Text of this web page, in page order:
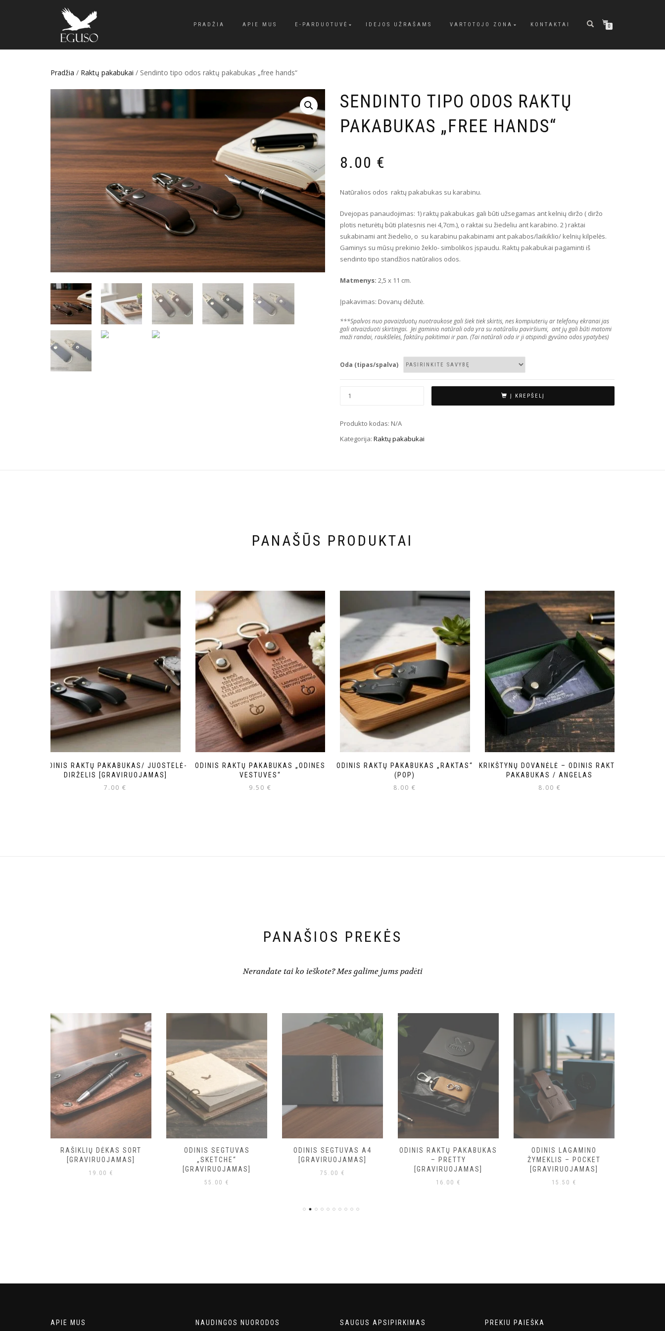
PRADŽIA APIE MUS E-PARDUOTUVĖ IDEJOS UŽRAŠAMS VARTOTOJO ZONA KONTAKTAI 0
Pradžia / Raktų pakabukai / Sendinto tipo odos raktų pakabukas „free hands“
SENDINTO TIPO ODOS RAKTŲ
PAKABUKAS „FREE HANDS“
8.00 €
Natūralios odos raktų pakabukas su karabinu.
Dvejopas panaudojimas: 1) raktų pakabukas gali būti užsegamas ant kelnių diržo ( diržo
plotis neturėtų būti platesnis nei 4,7cm.), o raktai su žiedeliu ant karabino. 2 ) raktai
sukabinami ant žiedelio, o su karabinu pakabinami ant pakabos/laikiklio/ kelnių kilpelės.
Gaminys su mūsų prekinio žeklo- simbolikos įspaudu. Raktų pakabukai pagaminti iš
sendinto tipo standžios natūralios odos.
Matmenys: 2,5 x 11 cm.
Įpakavimas: Dovanų dėžutė.
***Spalvos nuo pavaizduotų nuotraukose gali šiek tiek skirtis, nes kompiuterių ar telefonų ekranai jas
gali atvaizduoti skirtingai. Jei gaminio natūrali oda yra su natūraliu paviršiumi, ant jų gali būti matomi
maži randai, raukšlelės, faktūrų pakitimai ir pan. (Tai natūrali oda ir ji atspindi gyvūno odos ypatybes)
Oda (tipas/spalva)
Į KREPŠELĮ
Produkto kodas: N/A
Kategorija: Raktų pakabukai
PANAŠŪS PRODUKTAI
ODINIS RAKTŲ PAKABUKAS/ JUOSTELĖ-
DIRŽELIS [GRAVIRUOJAMAS]
7.00€
ODINIS RAKTŲ PAKABUKAS „ODINES
VESTUVES“
9.50 €
ODINIS RAKTŲ PAKABUKAS „RAKTAS“
(POP)
8.00€
KRIKŠTYNŲ DOVANĖLĖ – ODINIS RAKTŲ
PAKABUKAS / ANGELAS
8.00 €
PANAŠIOS PREKĖS
Nerandate tai ko ieškote? Mes galime jums padėti
RAŠIKLIŲ DĖKAS SORT
[GRAVIRUOJAMAS]
19.00 €
ODINIS SEGTUVAS
„SKETCHE“
[GRAVIRUOJAMAS]
55.00 €
ODINIS SEGTUVAS A4
[GRAVIRUOJAMAS]
75.00 €
ODINIS RAKTŲ PAKABUKAS
– PRETTY
[GRAVIRUOJAMAS]
16.00 €
ODINIS LAGAMINO
ŽYMEKLIS – POCKET
[GRAVIRUOJAMAS]
15.50 €
APIE MUS NAUDINGOS NUORODOS SAUGUS APSIPIRKIMAS PREKIU PAIEŠKA